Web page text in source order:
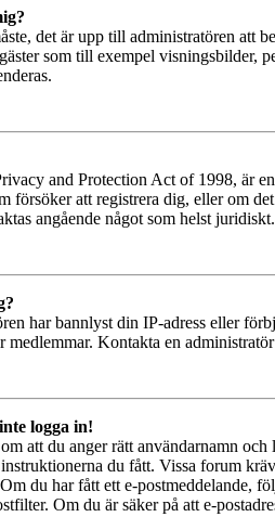
det är upp till administratören att
som till exempel visningsbilder,
and Protection Act of 1998, är
försöker att registrera dig, eller om
angående något som helst juridiskt.
har bannlyst din IP-adress eller
medlemmar. Kontakta en
logga in!
att du anger rätt användarnamn
du fått. Vissa forum
du har fått ett e-postmeddelande,
Om du är säker på att e-